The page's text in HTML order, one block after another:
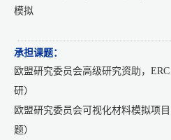
模拟
承担课题：
欧盟研究委员会高级研究资助，
研）
欧盟研究委员会可视化材料模拟项
题）